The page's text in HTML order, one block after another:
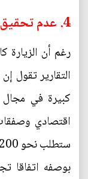
4. عدم تحقيق إنجاز تجاري كبير
رغم أن الزيارة
التقارير تقول
كبيرة في
اقتصادي
بوصفه اتفاقا